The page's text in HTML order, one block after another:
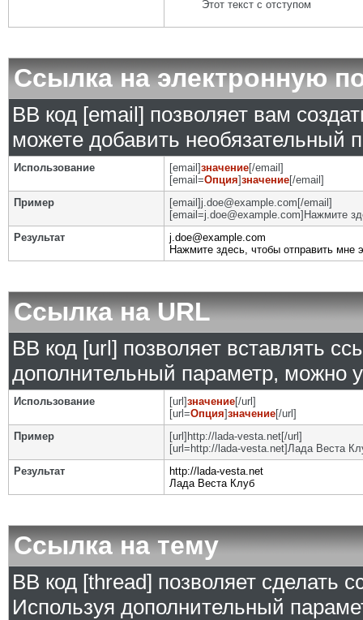
Этот текст с отступом
Ссылка на электронную
BB код [email] позволяет вам
можете добавить необязательный
Использование [email]значение[/email]
[email=Опция]значение[/email]
Пример
[email]j.doe@example.com[/email]
[email=j.doe@example.com]Нажмите
Результат
j.doe@example.com
Нажмите здесь, чтобы отправить мне
Ссылка на URL
BB код [url] позволяет вставлять
дополнительный параметр, можно
Использование [url]значение[/url]
[url=Опция]значение[/url]
Пример
[url]http://lada-vesta.net[/url]
[url=http://lada-vesta.net]Лада Веста
Результат
http://lada-vesta.net
Лада Веста Клуб
Ссылка на тему
BB код [thread] позволяет сделать
Используя дополнительный